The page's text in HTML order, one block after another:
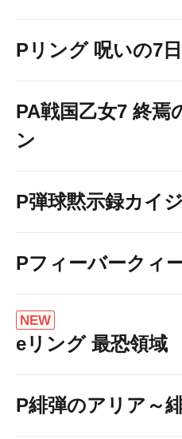
Pリング 呪いの7
PA戦国乙女7 終焉
ン
P弾球黙示録カイ
Pフィーバークィ
NEW
eリング 最恐領域
P緋弾のアリア～